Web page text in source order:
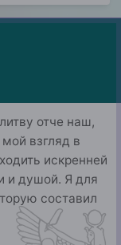
отче наш,
взгляд в
искренней
и душой. Я для
составил